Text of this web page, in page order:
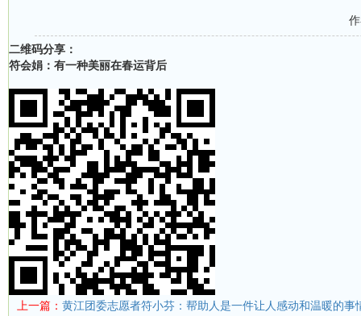
二维码分享：
符会娟：有一种美丽在春运背后
上一篇： 黄江团委志愿者符小芬：帮助人是一件让人感动和温暖的事